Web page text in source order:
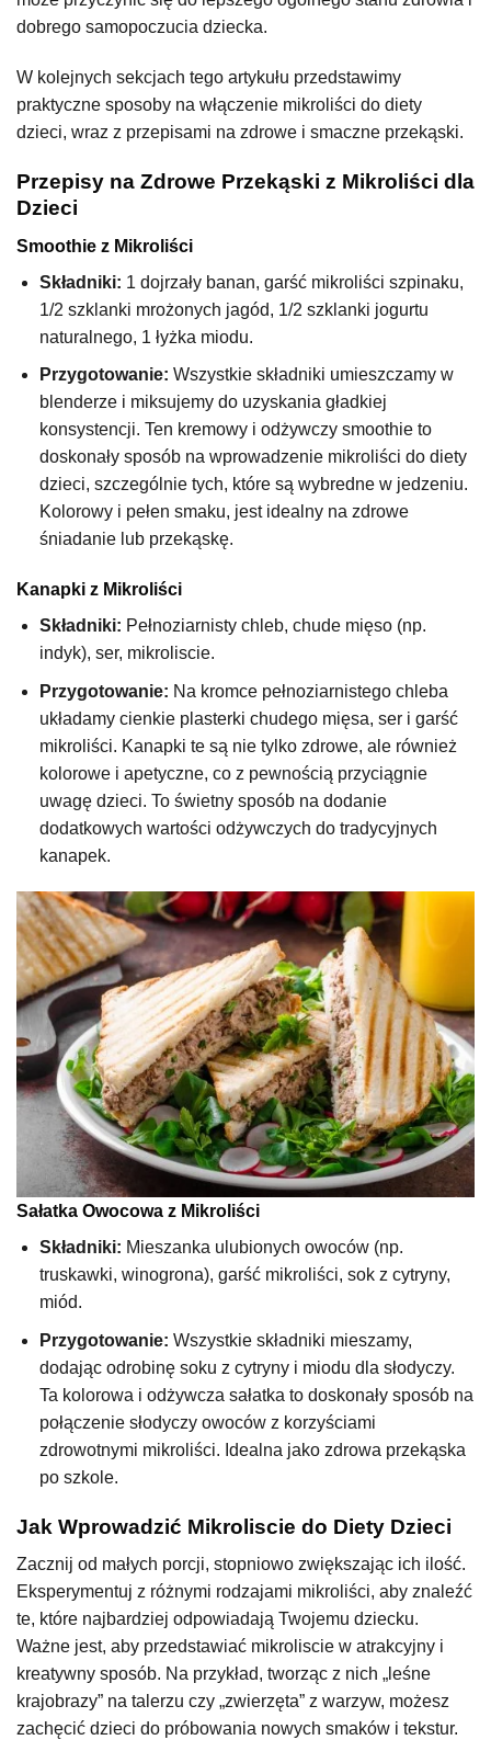
dobrego samopoczucia dziecka.
W kolejnych sekcjach tego artykułu przedstawimy
praktyczne sposoby na włączenie mikroliści do diety
dzieci, wraz z przepisami na zdrowe i smaczne przekąski.
Przepisy na Zdrowe Przekąski z Mikroliści dla
Dzieci
Smoothie z Mikroliści
Składniki: 1 dojrzały banan, garść mikroliści szpinaku,
1/2 szklanki mrożonych jagód, 1/2 szklanki jogurtu
naturalnego, 1 łyżka miodu.
Przygotowanie: Wszystkie składniki umieszczamy w
blenderze i miksujemy do uzyskania gładkiej
konsystencji. Ten kremowy i odżywczy smoothie to
doskonały sposób na wprowadzenie mikroliści do diety
dzieci, szczególnie tych, które są wybredne w jedzeniu.
Kolorowy i pełen smaku, jest idealny na zdrowe
śniadanie lub przekąskę.
Kanapki z Mikroliści
Składniki: Pełnoziarnisty chleb, chude mięso (np.
indyk), ser, mikroliscie.
Przygotowanie: Na kromce pełnoziarnistego chleba
układamy cienkie plasterki chudego mięsa, ser i garść
mikroliści. Kanapki te są nie tylko zdrowe, ale również
kolorowe i apetyczne, co z pewnością przyciągnie
uwagę dzieci. To świetny sposób na dodanie
dodatkowych wartości odżywczych do tradycyjnych
kanapek.
Sałatka Owocowa z Mikroliści
Składniki: Mieszanka ulubionych owoców (np.
truskawki, winogrona), garść mikroliści, sok z cytryny,
miód.
Przygotowanie: Wszystkie składniki mieszamy,
dodając odrobinę soku z cytryny i miodu dla słodyczy.
Ta kolorowa i odżywcza sałatka to doskonały sposób na
połączenie słodyczy owoców z korzyściami
zdrowotnymi mikroliści. Idealna jako zdrowa przekąska
po szkole.
Jak Wprowadzić Mikroliscie do Diety Dzieci
Zacznij od małych porcji, stopniowo zwiększając ich ilość.
Eksperymentuj z różnymi rodzajami mikroliści, aby znaleźć
te, które najbardziej odpowiadają Twojemu dziecku.
Ważne jest, aby przedstawiać mikroliscie w atrakcyjny i
kreatywny sposób. Na przykład, tworząc z nich „leśne
krajobrazy” na talerzu czy „zwierzęta” z warzyw, możesz
zachęcić dzieci do próbowania nowych smaków i tekstur.